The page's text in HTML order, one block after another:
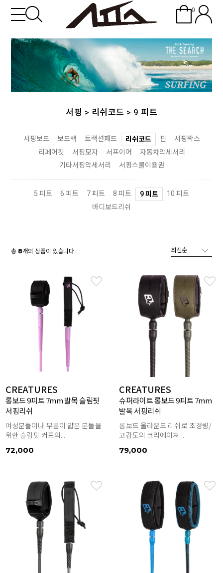
0
서핑 > 리쉬코드 > 9 피트
서핑보드 보드백 트랙션패드 리쉬코드 핀
서핑왁스
리페어킷
서핑모자 서프이어
자동차악세서리
기타서핑악세서리
서핑스쿨이용권
5 피트 6 피트 7 피트 8 피트 9 피트
10 피트
바디보드리쉬
총 8개의 상품이 있습니다.
CREATURES
롱보드 9피트 7mm 발목 슬림핏
서핑리쉬
여성분들이나 무릎이 얇은 분들을
위한 슬림핏 커프의...
72,000
CREATURES
슈퍼라이트 롱보드 9피트 7mm
발목 서핑리쉬
롱보드 올라운드 리쉬로 초경량/
고강도의 크리에이쳐...
79,000